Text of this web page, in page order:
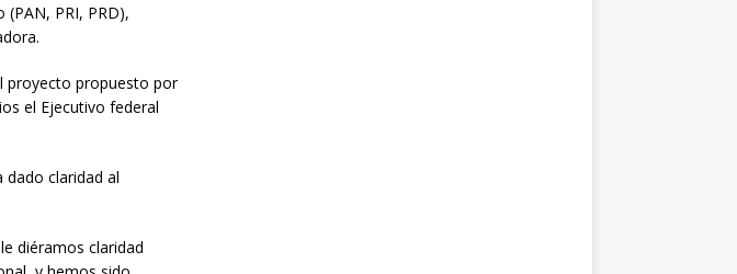
PRI, PRD),
proyecto propuesto por
el Ejecutivo federal
dado claridad al
diéramos claridad